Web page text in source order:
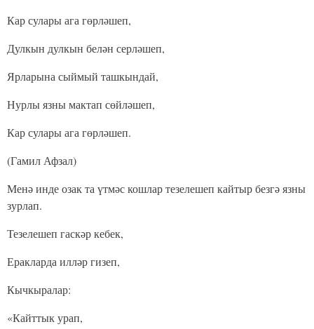
Кар сулары ага гөрләшеп,
Дулкын дулкын белән серләшеп,
Ярларына сыймый ташкындай,
Нурлы язны мактап сөйләшеп,
Кар сулары ага гөрләшеп.
(Гамил Афзал)
Менә инде озак та үтмәс кошлар тезелешеп кайтыр безгә язны
зурлап.
Тезелешеп гаскәр кебек,
Еракларда илләр гизеп,
Кычкыралар:
«Кайттык урап,